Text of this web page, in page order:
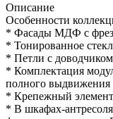
Описание
Особенности
* Фасады МДФ с
* Тонированное
* Петли с доводчиком
* Комплектация
полного
* Крепежный элемент
* В шкафах-